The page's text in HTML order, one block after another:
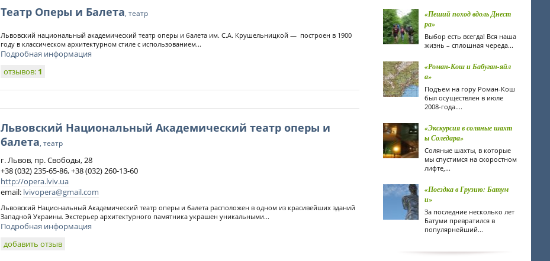
Театр Оперы и Балета, театр
Львовский национальный академический театр оперы и балета им. С.А. Крушельницкой — построен в 1900
году в классическом архитектурном стиле с использованием...
Подробная информация
отзывов: 1
Львовский Национальный Академический театр оперы и
балета, театр
г. Львов, пр. Свободы, 28
+38 (032) 235-65-86, +38 (032) 260-13-60
http://opera.lviv.ua
email: lvivopera@gmail.com
Львовский Национальный Академический театр оперы и балета расположен в одном из красивейших зданий
Западной Украины. Экстерьер архитектурного памятника украшен уникальными...
Подробная информация
добавить отзыв
«Пеший поход вдоль Днест
ра»
Выбор есть всегда! Вся наша
жизнь – сплошная череда...
«Роман-Кош и Бабуган-яйл
а»
Подъем на гору Роман-Кош
был осуществлен в июле
2008-года....
«Экскурсия в соляные шахт
ы Соледара»
Соляные шахты, в которые
мы спустимся на скоростном
лифте,...
«Поездка в Грузию: Батум
и»
За последние несколько лет
Батуми превратился в
популярнейший...